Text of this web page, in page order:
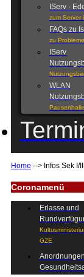
IServ -
zum Server
FAQs zu
zu
IServ
WLAN
Pausenhalle
Home --> Infos Sek I/II
Coronamenü
Erlasse und
GZE